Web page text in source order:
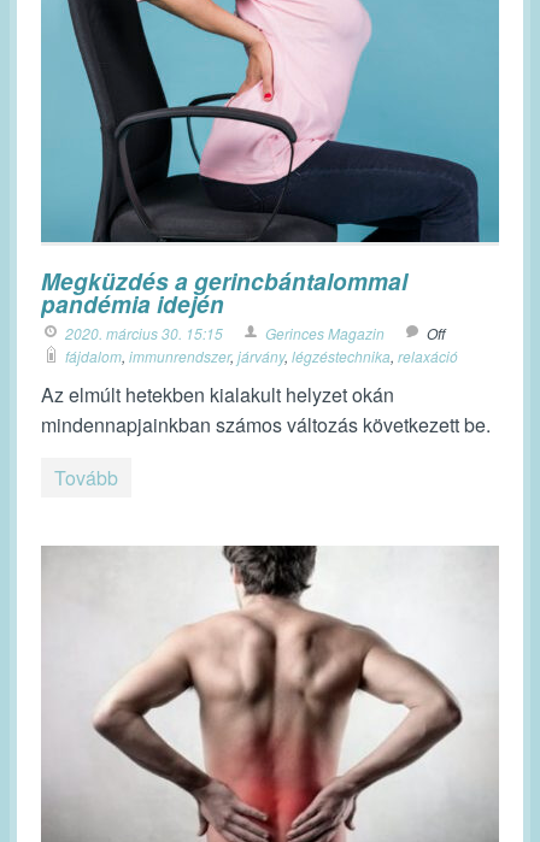
Megküzdés a gerincbántalommal
pandémia idején
2020. március 30. 15:15 Gerinces Magazin
Off
fájdalom, immunrendszer, járvány, légzéstechnika, relaxáció
Az elmúlt hetekben kialakult helyzet okán
mindennapjainkban számos változás következett be.
Tovább